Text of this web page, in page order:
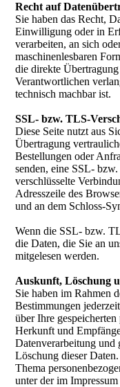
Recht auf
Sie haben das Recht,
Einwilligung oder in
verarbeiten, an sich
maschinenlesbaren
die direkte
Verantwortlichen
technisch machbar ist.
SSL- bzw. TLS-
Diese Seite nutzt aus
Übertragung
Bestellungen oder
senden, eine SSL-
verschlüsselte
Adresszeile des
und an dem Schloss-
Wenn die SSL- bzw.
die Daten, die Sie an
mitgelesen werden.
Auskunft, Löschung
Sie haben im Rahmen
Bestimmungen
über Ihre
Herkunft und
Datenverarbeitung
Löschung dieser
Thema
unter der im